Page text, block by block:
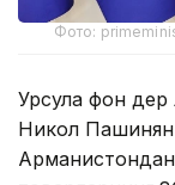
Фото:
Урсула фон
Никол
Арманистондан